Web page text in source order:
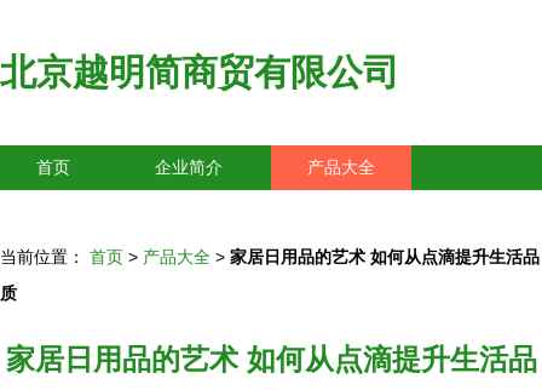
北京越明简商贸有限公司
首页 企业简介 产品大全
当前位置： 首页 > 产品大全 > 家居日用品的艺术 如何从点滴提升生活品
质
家居日用品的艺术 如何从点滴提升生活品